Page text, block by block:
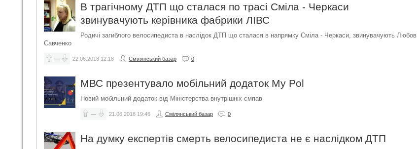
В трагічному ДТП що сталася по трасі Сміла - Черкаси
звинувачують керівника фабрики ЛІВС
Родичі загиблого велосипедиста в наслідок ДТП що сталася в напрямку Сміла - Черкаси, звинувачують Любов
Савченко
— 22.06.2018 12:18 Смілянський базар 0
МВС презентувало мобільний додаток My Pol
Новий мобільний додаток від Міністерства внутрішніх смпав
— 21.06.2018 19:46 Смілянський базар 0
На думку експертів смерть велосипедиста не є наслідком ДТП